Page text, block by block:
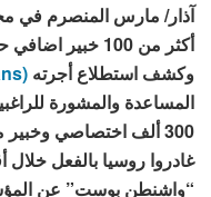
آذار/ مارس المنصرم في
أكثر من 100
وكشف استطلاع أجرته (OK Russians)
المساعدة والمشورة
300 ألف اختصاصي وخبير
غادروا روسيا بالفعل
“واشنطن بوست” عن